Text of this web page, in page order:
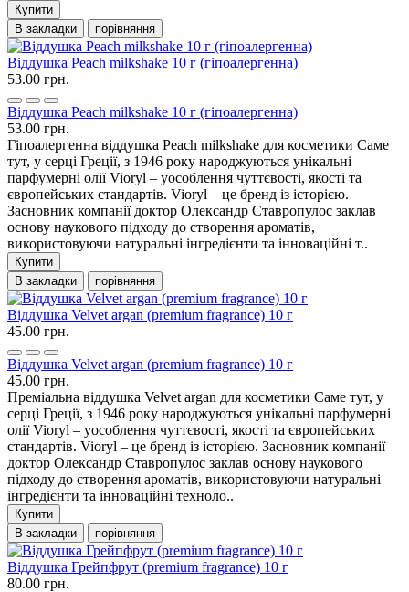
Купити
В закладки
порівняння
Віддушка Peach milkshake 10 г (гіпоалергенна)
53.00 грн.
Віддушка Peach milkshake 10 г (гіпоалергенна)
53.00 грн.
Гіпоалергенна віддушка Peach milkshake для косметики Саме
тут, у серці Греції, з 1946 року народжуються унікальні
парфумерні олії Vioryl – уособлення чуттєвості, якості та
європейських стандартів. Vioryl – це бренд із історією.
Засновник компанії доктор Олександр Ставропулос заклав
основу наукового підходу до створення ароматів,
використовуючи натуральні інгредієнти та інноваційні т..
Купити
В закладки
порівняння
Віддушка Velvet argan (premium fragrance) 10 г
45.00 грн.
Віддушка Velvet argan (premium fragrance) 10 г
45.00 грн.
Преміальна віддушка Velvet argan для косметики Саме тут, у
серці Греції, з 1946 року народжуються унікальні парфумерні
олії Vioryl – уособлення чуттєвості, якості та європейських
стандартів. Vioryl – це бренд із історією. Засновник компанії
доктор Олександр Ставропулос заклав основу наукового
підходу до створення ароматів, використовуючи натуральні
інгредієнти та інноваційні техноло..
Купити
В закладки
порівняння
Віддушка Грейпфрут (premium fragrance) 10 г
80.00 грн.